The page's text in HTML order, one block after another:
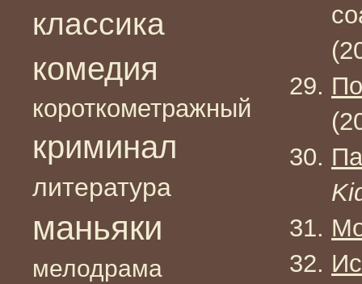
классика
комедия
короткометражный
криминал
литература
маньяки
мелодрама